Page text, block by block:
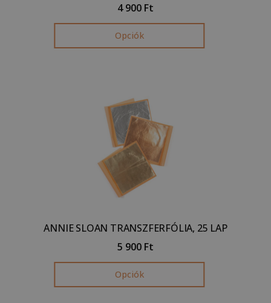
4 900 Ft
Opciók
ANNIE SLOAN TRANSZFERFÓLIA, 25 LAP
5 900 Ft
Opciók